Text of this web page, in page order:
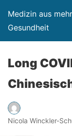
Medizin aus
Gesundheit
Long
Nicola Winckler-